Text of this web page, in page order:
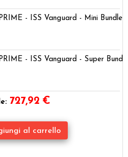
- ISS Vanguard - Mini Bundle
- ISS Vanguard - Super Bundle
727,92 €